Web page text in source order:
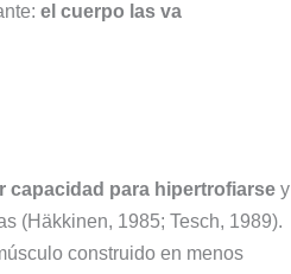
el cuerpo las va
capacidad para hipertrofiarse y
(Häkkinen, 1985; Tesch, 1989).
construido en menos